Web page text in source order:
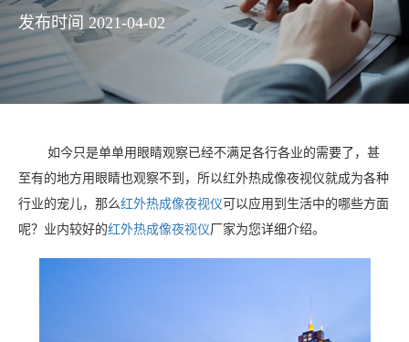
发布时间 2021-04-02
如今只是单单用眼睛观察已经不满足各行各业的需要了，甚
至有的地方用眼睛也观察不到，所以红外热成像夜视仪就成为各种
行业的宠儿，那么红外热成像夜视仪 可以应用到生活中的哪些方面
呢？业内较好的红外热成像夜视仪厂家为您详细介绍。